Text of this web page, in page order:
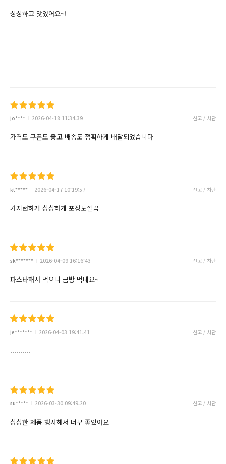
싱싱하고 맛있어요~!
jo**** 2026-04-18 11:34:39 신고 / 차단
가격도 쿠폰도 좋고 배송도 정확하게 배달되었습니다
kt***** 2026-04-17 10:19:57 신고 / 차단
가지런하게 싱싱하게 포장도깔끔
sk******* 2026-04-09 16:16:43 신고 / 차단
파스타해서 먹으니 금방 먹네요~
je******* 2026-04-03 19:41:41 신고 / 차단
..........
su***** 2026-03-30 09:49:20 신고 / 차단
싱싱한 제품 행사해서 너무 좋았어요